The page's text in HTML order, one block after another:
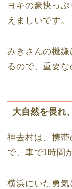
ヨキの豪快っ
えましいです。
みきさんの機
るので、重要な
大自然を畏れ
神去村は、携
で、車で1時間
横浜にいた勇